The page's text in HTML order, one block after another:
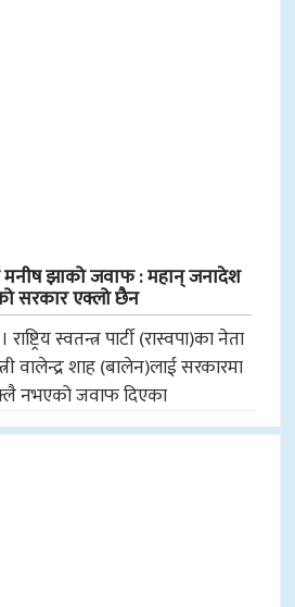
मनीष झाको जवाफ : महान् जनादेश
सरकार एक्लो छैन
स्वतन्त्र पार्टी (रास्वपा)का नेता
वालेन्द्र शाह (बालेन)लाई सरकारमा
नभएको जवाफ दिएका